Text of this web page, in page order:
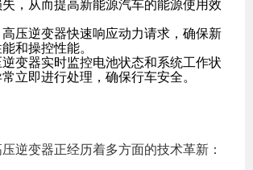
，从而提高新能源汽车的能源使用效
高压逆变器快速响应动力请求，确保新
和操控性能。
逆变器实时监控电池状态和系统工作状
立即进行处理，确保行车安全。
逆变器正经历着多方面的技术革新：